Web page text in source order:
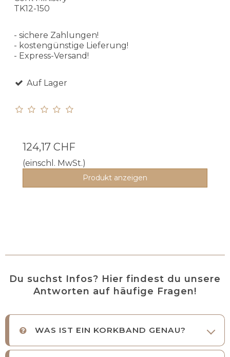
TK12-150
- sichere Zahlungen!
- kostengünstige Lieferung!
- Express-Versand!
Auf Lager
124,17 CHF
(einschl. MwSt.)
Produkt anzeigen
Du suchst Infos? Hier findest du unsere
Antworten auf häufige Fragen!
WAS IST EIN KORKBAND GENAU?